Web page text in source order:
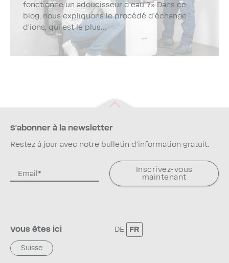
fonctionne un adoucisseur d’eau ?» Dans ce
blog, nous expliquons le procédé d’échange
d’ions, qui est le plus...
S'abonner à la newsletter
Restez à jour avec notre bulletin d'information gratuit.
Inscrivez-vous
maintenant
Vous êtes ici
Suisse
DE FR